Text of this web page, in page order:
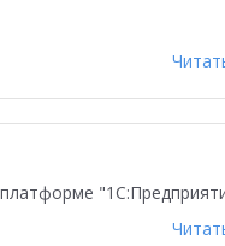
ДО 2025